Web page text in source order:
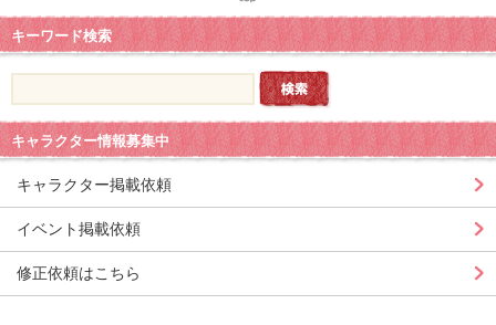
キーワード検索
キャラクター情報募集中
キャラクター掲載依頼
イベント掲載依頼
修正依頼はこちら